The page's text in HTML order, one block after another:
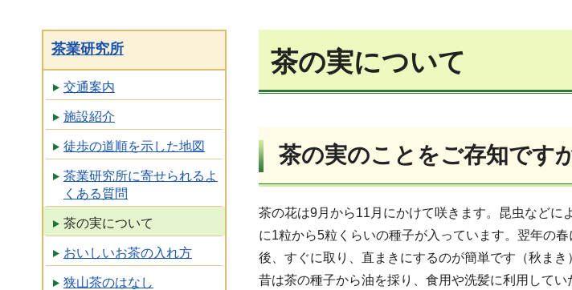
茶業研究所
交通案内
施設紹介
徒歩の道順を示した地図
茶業研究所に寄せられるよ
くある質問
茶の実について
おいしいお茶の入れ方
狭山茶のはなし
茶の実について
茶の実のことをご存知です
茶の花は9月から11月にかけて咲きます。昆虫などに
に1粒から5粒くらいの種子が入っています。翌年の
後、すぐに取り、直まきにするのが簡単です（秋ま
昔は茶の種子から油を採り、食用や洗髪に利用して